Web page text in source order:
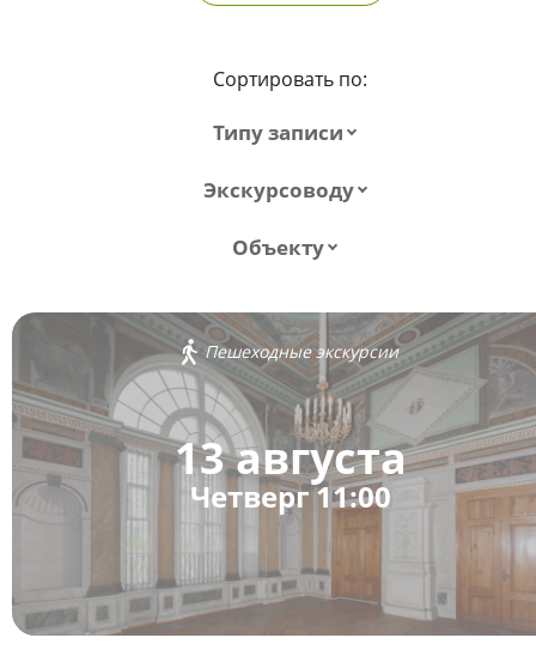
Сортировать по:
Типу записи
Экскурсоводу
Объекту
Пешеходные экскурсии
13 августа
Четверг 11:00